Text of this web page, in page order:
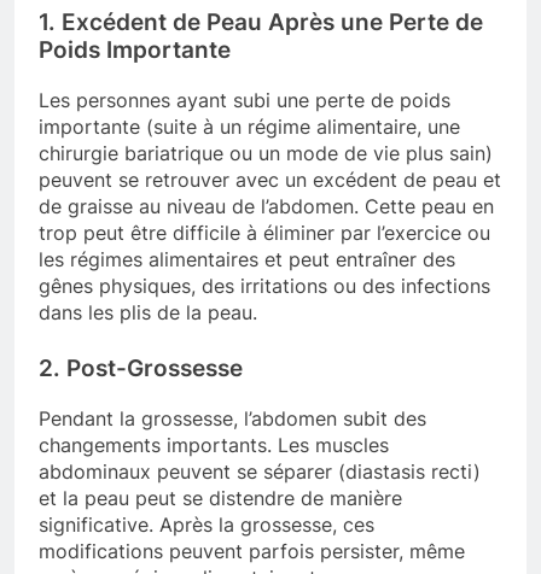
1. Excédent de Peau Après une Perte de
Poids Importante
Les personnes ayant subi une perte de poids
importante (suite à un régime alimentaire, une
chirurgie bariatrique ou un mode de vie plus sain)
peuvent se retrouver avec un excédent de peau et
de graisse au niveau de l’abdomen. Cette peau en
trop peut être difficile à éliminer par l’exercice ou
les régimes alimentaires et peut entraîner des
gênes physiques, des irritations ou des infections
dans les plis de la peau.
2. Post-Grossesse
Pendant la grossesse, l’abdomen subit des
changements importants. Les muscles
abdominaux peuvent se séparer (diastasis recti)
et la peau peut se distendre de manière
significative. Après la grossesse, ces
modifications peuvent parfois persister, même